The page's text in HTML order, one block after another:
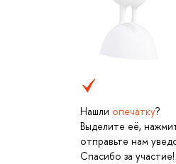
Нашли опечатку?
Выделите её,
отправьте нам
Спасибо за участие!